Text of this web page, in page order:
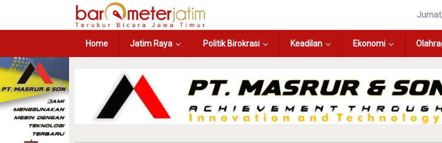
Home Jatim Raya Politik Birokrasi Keadilan Ekonomi